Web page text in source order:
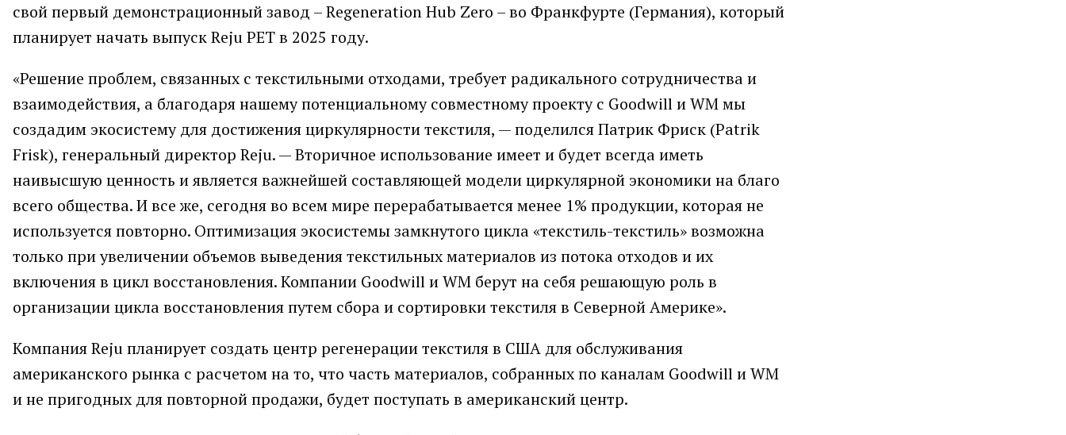
свой первый демонстрационный завод – Regeneration Hub Zero – во Франкфурте (Германия), который
планирует начать выпуск Reju PET в 2025 году.
«Решение проблем, связанных с текстильными отходами, требует радикального сотрудничества и
взаимодействия, а благодаря нашему потенциальному совместному проекту с Goodwill и WM мы
создадим экосистему для достижения циркулярности текстиля, — поделился Патрик Фриск (Patrik
Frisk), генеральный директор Reju. — Вторичное использование имеет и будет всегда иметь
наивысшую ценность и является важнейшей составляющей модели циркулярной экономики на благо
всего общества. И все же, сегодня во всем мире перерабатывается менее 1% продукции, которая не
используется повторно. Оптимизация экосистемы замкнутого цикла «текстиль-текстиль» возможна
только при увеличении объемов выведения текстильных материалов из потока отходов и их
включения в цикл восстановления. Компании Goodwill и WM берут на себя решающую роль в
организации цикла восстановления путем сбора и сортировки текстиля в Северной Америке».
Компания Reju планирует создать центр регенерации текстиля в США для обслуживания
американского рынка с расчетом на то, что часть материалов, собранных по каналам Goodwill и WM
и не пригодных для повторной продажи, будет поступать в американский центр.